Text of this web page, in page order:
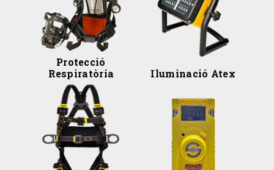
Protecció
Respiratòria
Iluminació Atex